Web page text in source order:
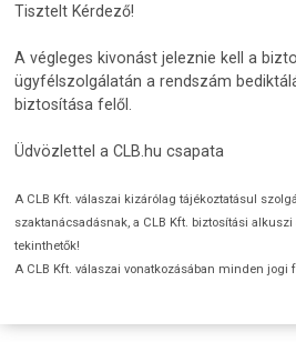
Tisztelt Kérdező!
A végleges kivonást jeleznie kell a
ügyfélszolgálatán a rendszám
biztosítása felől.
Üdvözlettel a CLB.hu csapata
A CLB Kft. válaszai kizárólag tájékoztatásul
szaktanácsadásnak, a CLB Kft. biztosítási
tekinthetők!
A CLB Kft. válaszai vonatkozásában minden jogi